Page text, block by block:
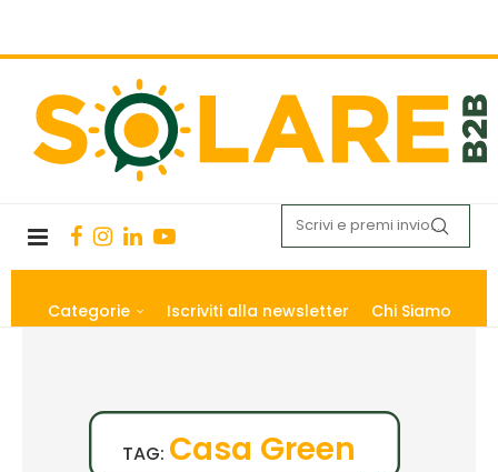
Categorie Iscriviti alla newsletter Chi Siamo
TAG: Casa Green